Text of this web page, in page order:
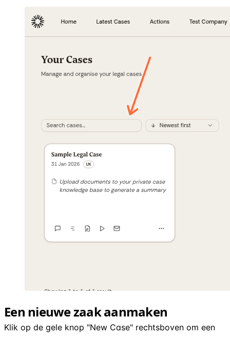
Een nieuwe zaak aanmaken
Klik op de gele knop "New Case" rechtsboven om een